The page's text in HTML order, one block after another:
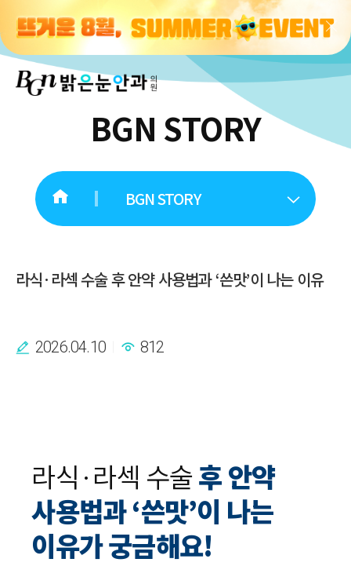
BGN STORY
BGN STORY
라식·라섹 수술 후 안약 사용법과 ‘쓴맛’이 나는 이유
2026.04.10 812
라식·라섹 수술후 안약
사용법과 ‘쓴맛’이 나는
이유가 궁금해요!